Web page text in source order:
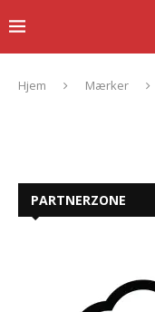
Hjem Mærker
PARTNERZONE